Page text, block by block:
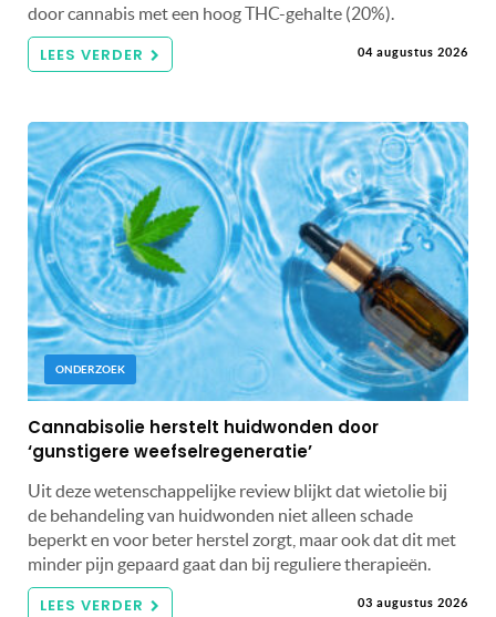
door cannabis met een hoog THC-gehalte (20%).
LEES VERDER 04 augustus 2026
ONDERZOEK
Cannabisolie herstelt huidwonden door
‘gunstigere weefselregeneratie’
Uit deze wetenschappelijke review blijkt dat wietolie bij
de behandeling van huidwonden niet alleen schade
beperkt en voor beter herstel zorgt, maar ook dat dit met
minder pijn gepaard gaat dan bij reguliere therapieën.
LEES VERDER 03 augustus 2026